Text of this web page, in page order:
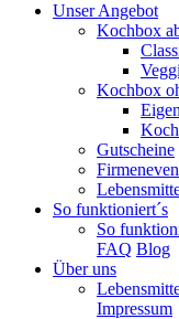
Unser Angebot
Kochbox
Kochbox
Gutscheine
So funktioniert´s
So
FAQ Blog
Über uns
Impressum